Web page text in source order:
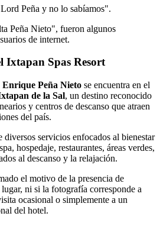
Peña y no lo sabíamos".
Peña Nieto", fueron algunos
de internet.
Ixtapan Spas Resort
Enrique Peña Nieto se encuentra en el
de la Sal, un destino reconocido
y centros de descanso que atraen
del país.
servicios enfocados al bienestar
hospedaje, restaurantes, áreas verdes,
al descanso y la relajación.
el motivo de la presencia de
lugar, ni si la fotografía corresponde a
ocasional o simplemente a un
del hotel.